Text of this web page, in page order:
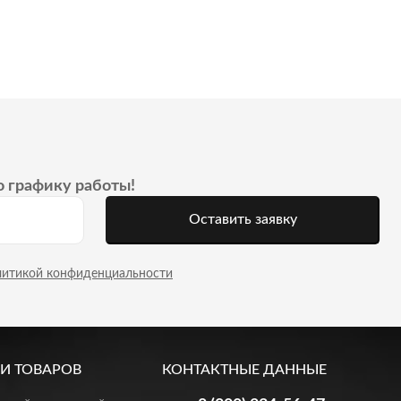
графику работы!
Оставить заявку
конфиденциальности
ТОВАРОВ КОНТАКТНЫЕ ДАННЫЕ